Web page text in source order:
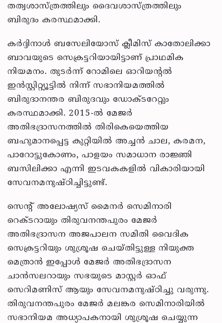
തത്വശാസ്ത്രത്തിലും ദൈവശാസ്ത്രത്തിലും
ബിരുദം കരസ്ഥമാക്കി.
കര്‍ദ്ദിനാള്‍ ബസേലിയോസ് ക്ലീമിസ് കാതോലിക്കാ
ബാവയുടെ സെക്രട്ടറിയായിട്ടാണ് പ്രാഥമിക
നിയമനം. തുടര്‍ന്ന് റോമിലെ ഓറിയന്റല്‍
ഇന്‍സ്റ്റിറ്റ്യൂട്ടില്‍ നിന്ന് സഭാനിയമത്തില്‍
ബിരുദാനന്തര ബിരുദവും ഡോക്ടറേറ്റും
കരസ്ഥമാക്കി. 2015-ല്‍ മേജര്‍
അതിഭദ്രാസനത്തില്‍ തിരികെയെത്തിയ
ബഹുമാനപ്പെട്ട കുറ്റിയില്‍ അച്ചന്‍ ചാല, കരമന,
പാറോട്ടുകോണം, പാളയം സമാധാന രാജ്ഞി
ബസിലിക്കാ എന്നി ഇടവകകളില്‍ വികാരിയായി
സേവനമനുഷ്ഠിച്ചിട്ടുണ്ട്.
സെന്റ് അലോഷ്യസ് മൈനര്‍ സെമിനാരി
റെക്ടറായും തിരുവനന്തപുരം മേജര്‍
അതിഭദ്രാസന അജപാലന സമിതി വൈദിക
സെക്രട്ടറിയും ശുശ്രൂഷ ചെയ്തിട്ടുള്ള നിയുക്ത
മെത്രാന്‍ ഇപ്പോള്‍ മേജര്‍ അതിഭദ്രാസന
ചാന്‍സലറായും സഭയുടെ മാസ്റ്റര്‍ ഓഫ്
സെറിമണിസ് ആയും സേവനമനുഷ്ഠിച്ചു വരുന്നു.
തിരുവനന്തപുരം മേജര്‍ മലങ്കര സെമിനാരിയില്‍
സഭാനിയമ അധ്യാപകനായി ശുശ്രൂഷ ചെയ്യുന്ന